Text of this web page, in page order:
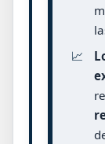
📈